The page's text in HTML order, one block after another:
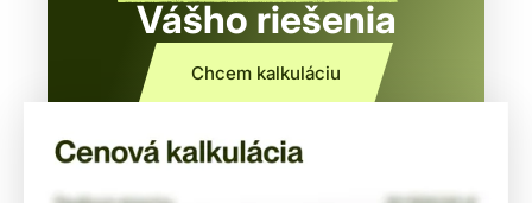
Vášho riešenia
Chcem kalkuláciu